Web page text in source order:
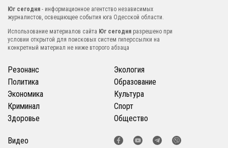
Юг сегодня - информационное агентство независимых
журналистов, освещающее события юга Одесской области.
Использование материалов сайта Юг сегодня разрешено при
условии открытой для поисковых систем гиперссылки на
конкретный материал не ниже второго абзаца
Резонанс
Политика
Экономика
Криминал
Здоровье
Экология
Образование
Культура
Спорт
Общество
Видео